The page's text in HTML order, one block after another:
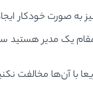
صورت خودکار
یک مدیر هستید
با آن‌ها مخالفت